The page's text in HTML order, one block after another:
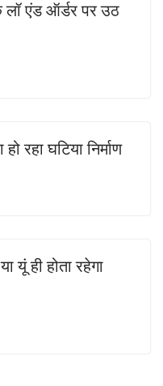
लॉ एंड ऑर्डर पर उठ
रहा घटिया निर्माण
यूं ही होता रहेगा